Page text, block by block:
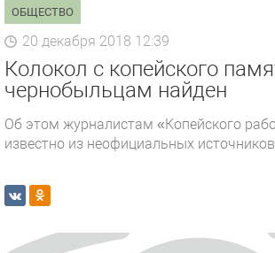
ОБЩЕСТВО
20 декабря 2018 12:39
Колокол с копейского
чернобыльцам найден
Об этом журналистам «Копейского
известно из неофициальных